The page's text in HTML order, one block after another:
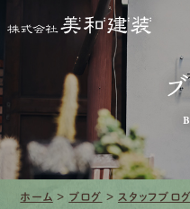
会社をきれいに
クリーニング
施工事例
ホーム > ブログ > スタッフブログ